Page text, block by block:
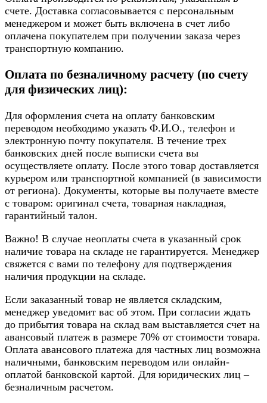
счете. Доставка согласовывается с персональным
менеджером и может быть включена в счет либо
оплачена покупателем при получении заказа через
транспортную компанию.
Оплата по безналичному расчету (по счету
для физических лиц):
Для оформления счета на оплату банковским
переводом необходимо указать Ф.И.О., телефон и
электронную почту покупателя. В течение трех
банковских дней после выписки счета вы
осуществляете оплату. После этого товар доставляется
курьером или транспортной компанией (в зависимости
от региона). Документы, которые вы получаете вместе
с товаром: оригинал счета, товарная накладная,
гарантийный талон.
Важно! В случае неоплаты счета в указанный срок
наличие товара на складе не гарантируется. Менеджер
свяжется с вами по телефону для подтверждения
наличия продукции на складе.
Если заказанный товар не является складским,
менеджер уведомит вас об этом. При согласии ждать
до прибытия товара на склад вам выставляется счет на
авансовый платеж в размере 70% от стоимости товара.
Оплата авансового платежа для частных лиц возможна
наличными, банковским переводом или онлайн-
оплатой банковской картой. Для юридических лиц –
безналичным расчетом.